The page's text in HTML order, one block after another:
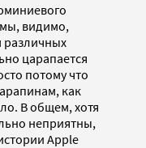
видимо,
различных
царапается
потому что
как
В общем, хотя
неприятны,
Apple